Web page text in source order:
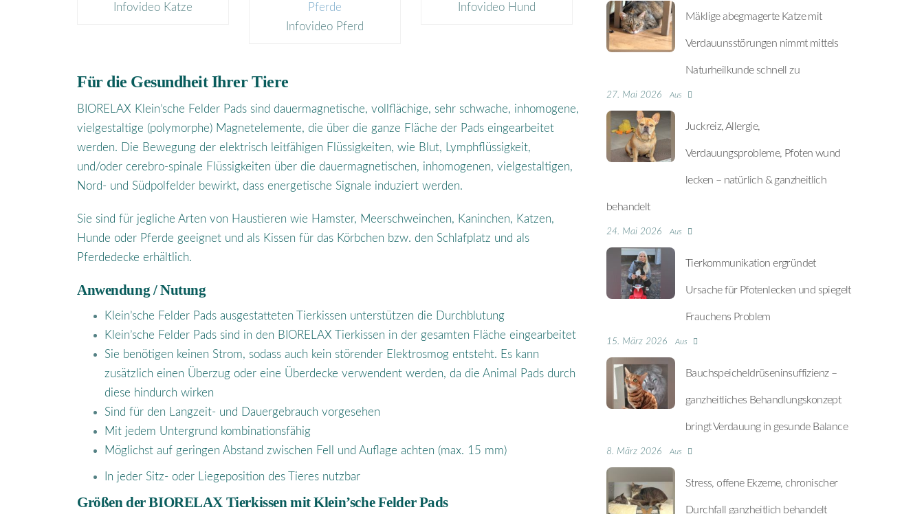
Infovideo Katze
Infovideo Pferd
Infovideo Hund
Für die Gesundheit Ihrer Tiere
BIORELAX Klein’sche Felder Pads sind dauermagnetische, vollflächige, sehr schwache, inhomogene,
vielgestaltige (polymorphe) Magnetelemente, die über die ganze Fläche der Pads eingearbeitet
werden. Die Bewegung der elektrisch leitfähigen Flüssigkeiten, wie Blut, Lymphflüssigkeit,
und/oder cerebro-spinale Flüssigkeiten über die dauermagnetischen, inhomogenen, vielgestaltigen,
Nord- und Südpolfelder bewirkt, dass energetische Signale induziert werden.
Sie sind für jegliche Arten von Haustieren wie Hamster, Meerschweinchen, Kaninchen, Katzen,
Hunde oder Pferde geeignet und als Kissen für das Körbchen bzw. den Schlafplatz und als
Pferdedecke erhältlich.
Anwendung / Nutung
Klein’sche Felder Pads ausgestatteten Tierkissen unterstützen die Durchblutung
Klein’sche Felder Pads sind in den BIORELAX Tierkissen in der gesamten Fläche eingearbeitet
Sie benötigen keinen Strom, sodass auch kein störender Elektrosmog entsteht. Es kann
zusätzlich einen Überzug oder eine Überdecke verwendent werden, da die Animal Pads durch
diese hindurch wirken
Sind für den Langzeit- und Dauergebrauch vorgesehen
Mit jedem Untergrund kombinationsfähig
Möglichst auf geringen Abstand zwischen Fell und Auflage achten (max. 15 mm)
In jeder Sitz- oder Liegeposition des Tieres nutzbar
Größen der BIORELAX Tierkissen mit Klein’sche Felder Pads
Mäklige abegmagerte Katze mit
Verdauunsstörungen nimmt mittels
Naturheilkunde schnell zu
27. Mai 2026 Aus
Juckreiz, Allergie,
Verdauungsprobleme, Pfoten wund
lecken – natürlich & ganzheitlich
behandelt
24. Mai 2026 Aus
Tierkommunikation ergründet
Ursache für Pfotenlecken und spiegelt
Frauchens Problem
15. März 2026 Aus
Bauchspeicheldrüseninsuffizienz –
ganzheitliches Behandlungskonzept
bringt Verdauung in gesunde Balance
8. März 2026 Aus
Stress, offene Ekzeme, chronischer
Durchfall ganzheitlich behandelt